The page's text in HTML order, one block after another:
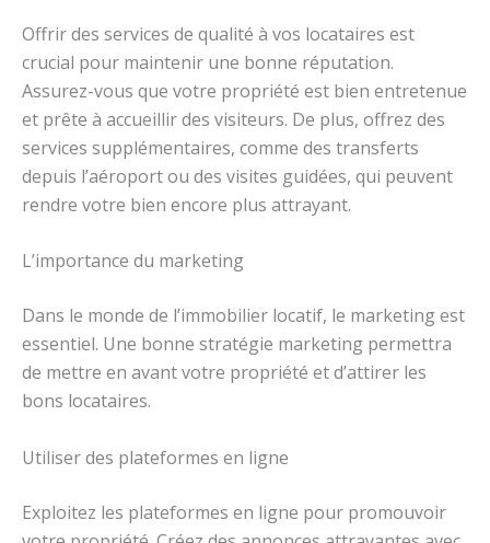
Offrir des services de qualité à vos locataires est
crucial pour maintenir une bonne réputation.
Assurez-vous que votre propriété est bien entretenue
et prête à accueillir des visiteurs. De plus, offrez des
services supplémentaires, comme des transferts
depuis l’aéroport ou des visites guidées, qui peuvent
rendre votre bien encore plus attrayant.
L’importance du marketing
Dans le monde de l’immobilier locatif, le marketing est
essentiel. Une bonne stratégie marketing permettra
de mettre en avant votre propriété et d’attirer les
bons locataires.
Utiliser des plateformes en ligne
Exploitez les plateformes en ligne pour promouvoir